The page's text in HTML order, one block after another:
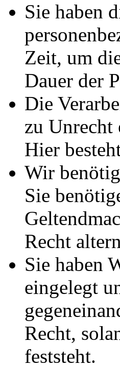
Sie haben
Zeit, um
Dauer der
Die
zu Unrecht
Hier
Wir
Sie
Recht
Sie haben
eingelegt
Recht,
feststeht.